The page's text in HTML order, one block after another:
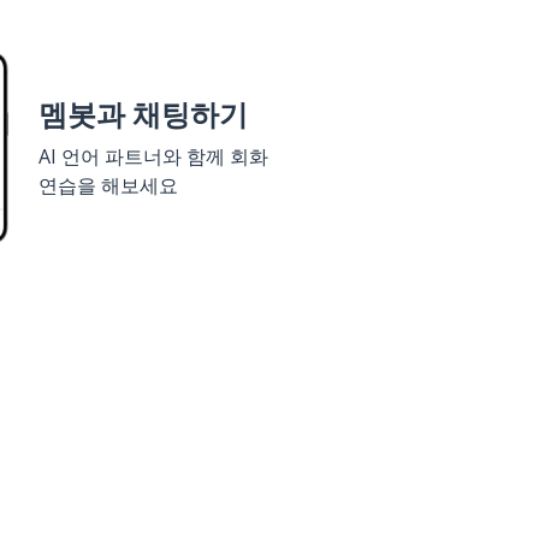
멤봇과 채팅하기
AI 언어 파트너와 함께 회화
연습을 해보세요